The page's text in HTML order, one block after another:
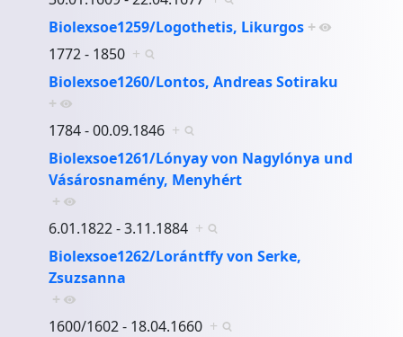
Biolexsoe1259/Logothetis, Likurgos +
1772 - 1850 +
Biolexsoe1260/Lontos, Andreas Sotiraku
+
1784 - 00.09.1846 +
Biolexsoe1261/Lónyay von Nagylónya und
Vásárosnamény, Menyhért
+
6.01.1822 - 3.11.1884 +
Biolexsoe1262/Lorántffy von Serke,
Zsuzsanna
+
1600/1602 - 18.04.1660 +